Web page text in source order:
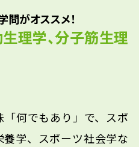
問がオススメ！
理学、分子筋生理
何でもあり」で、スポ
学、スポーツ社会学な